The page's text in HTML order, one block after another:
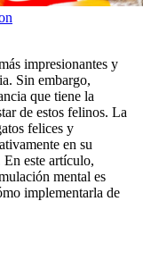
impresionantes y
Sin embargo,
que tiene la
de estos felinos. La
felices y
en su
este artículo,
mental es
implementarla de